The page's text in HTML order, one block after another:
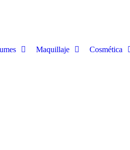
Maquillaje Cosmética